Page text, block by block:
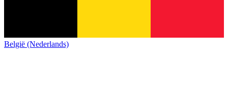
België (Nederlands)